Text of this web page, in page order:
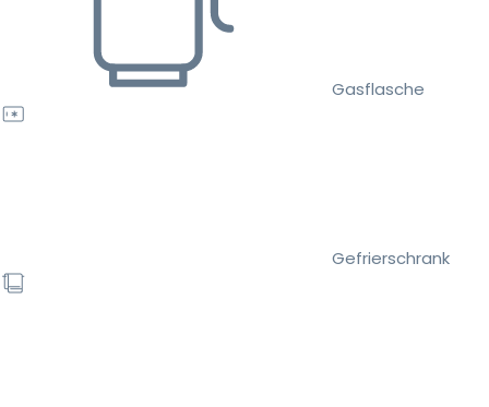
Gasflasche
Gefrierschrank